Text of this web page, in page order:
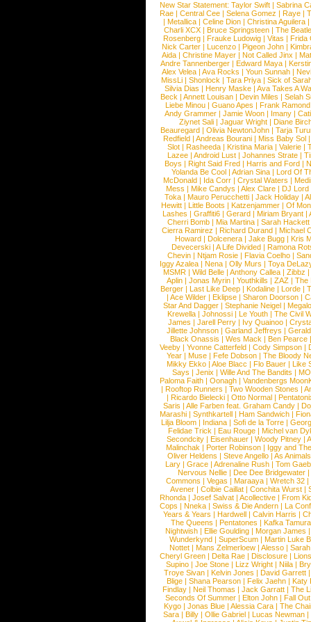
New Star Statement: Taylor Swift | Sabrina
Rae |Central Cee |Selena Gomez |Raye |
| Metallica | Celine Dion | Christina Aguilera |
Charli XCX |Bruce Springsteen |The
Rosenberg | Frauke Ludowig | Vitas | Frida
Nick Carter | Lucenzo | Pigeon John |
Aida |Christine Mayer |Not Called Jinx |
Andre Tannenberger | Edward Maya |
Alex Velea | Ava Rocks | Youn Sunnah |
MissLi | Shonlock | Tara Priya | Sick of
Silvia Dias |Henry Maske |Ava Takes A
Beck |Annett Louisan |Devin Miles |Selah
Liebe Minou |Guano Apes |Frank Ramond
Andy Grammer |Jamie Woon | Imany |
Ziynet Sali |Jaguar Wright |Diane
Beauregard |Olivia NewtonJohn |Tarja
Redfield | Andreas Bourani | Miss Baby Sol
Slot | Rasheeda | Kristina Maria | Valerie |
Lazee | Android Lust | Johannes Strate |
Boys | Right Said Fred | Harris and Ford |
Yolanda Be Cool |Adrian Sina |Lord Of
McDonald | Ida Corr |Crystal Waters |
Mess | Mike Candys | Alex Clare | DJ Lord
Toka | Mauro Perucchetti | Jack Holiday |
Hewitt |Little Boots |Katzenjammer |Of
Lashes |Graffiti6 |Gerard |Miriam Bryant |
Cherri Bomb | Mia Martina | Sarah Hackett
Cierra Ramirez | Richard Durand | Michael
Howard |Dolcenera |Jake Bugg |Kris
Devecerski |A Life Divided |Ramona
Chevin |Ntjam Rosie |Flavia Coelho |
Iggy Azalea | Nena | Olly Murs | Toya
MSMR |Wild Belle |Anthony Callea |Zibbz
Aplin | Jonas Myrin | Youthkills | ZAZ | The
Berger |Last Like Deep |Kodaline |Lorde |
|Ace Wilder |Eklipse |Sharon Doorson |
Star And Dagger | Stephanie Neigel |
Krewella | Johnossi | Le Youth | The Civil
James | Jarell Perry | Ivy Quainoo |
Jillette Johnson | Garland Jeffreys |
Black Onassis | Wes Mack | Ben Pearce
Veeby | Yvonne Catterfeld | Cody Simpson |
Year |Muse |Fefe Dobson |The Bloody
Mikky Ekko | Aloe Blacc | Flo Bauer | Like
Says | Jenix | Wille And The Bandits | MO
Paloma Faith |Oonagh |Vandenbergs
|Rooftop Runners |Two Wooden Stones |
| Ricardo Bielecki | Otto Normal |
Saris | Alle Farben feat. Graham Candy |
Marashi | Synthkartell | Ham Sandwich |
Lilja Bloom | Indiana | Sofi de la Torre |
Felidae Trick | Eau Rouge | Michel van
Secondcity |Eisenhauer |Woody Pitney |
Malinchak |Porter Robinson | Iggy and
Oliver Heldens |Steve Angello |As Animals
Lary | Grace | Adrenaline Rush | Tom
Nervous Nellie | Dee Dee Bridgewater |
Commons |Vegas |Maraaya |Wretch 32 |
Avener | Colbie Caillat | Conchita Wurst |
Rhonda | Josef Salvat | Acollective | From
Cops | Nneka | Swiss & Die Andern | La
Years & Years |Hardwell |Calvin Harris |
The Queens | Pentatones | Kafka Tamura
Nightwish |Ellie Goulding |Morgan James
Wunderkynd | SuperScum | Martin Luke
Nottet |Mans Zelmerloew |Alesso |
Cheryl Green |Delta Rae |Disclosure |
Supino |Joe Stone |Lizz Wright |Niila |
Troye Sivan | Kelvin Jones | David Garrett
Blige | Shana Pearson | Felix Jaehn | Katy
Findlay |Neil Thomas |Jack Garratt |The
Seconds Of Summer |Elton John |Fall
Kygo |Jonas Blue |Alessia Cara |The
Sara |Billy |Ollie Gabriel |Lucas Newman |